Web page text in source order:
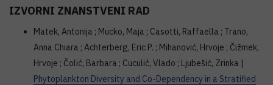
IZVORNI ZNANSTVENI RAD
Matek, Antonija ; Mucko, Maja ; Casotti, Raffaella ; Trano,
Anna Chiara ; Achterberg, Eric P. ; Mihanović, Hrvoje ; Čižmek,
Hrvoje ; Čolić, Barbara ; Cuculić, Vlado ; Ljubešić, Zrinka |
Phytoplankton Diversity and Co-Dependency in a Stratified